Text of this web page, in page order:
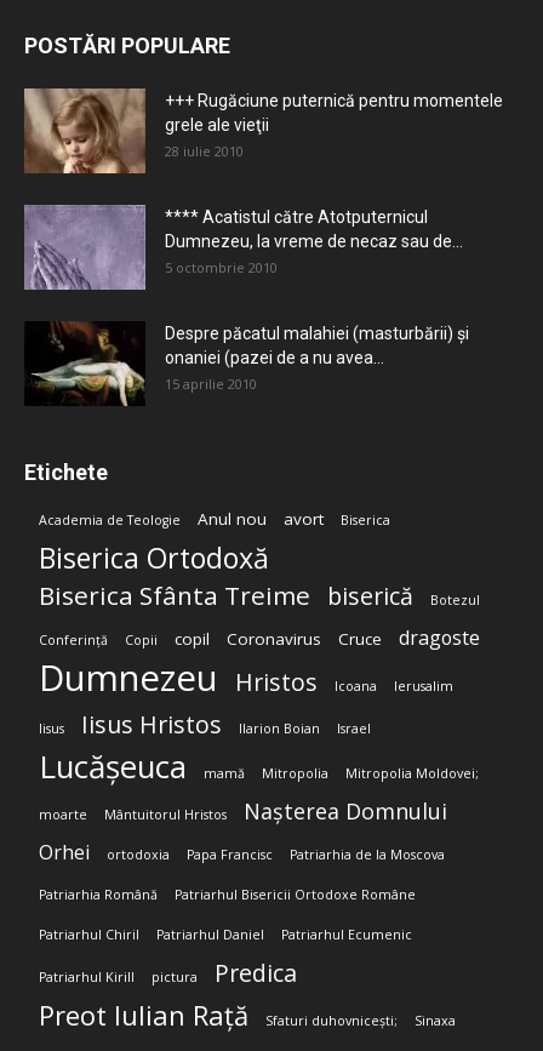
POSTĂRI POPULARE
+++ Rugăciune puternică pentru momentele
grele ale vieţii
28 iulie 2010
**** Acatistul către Atotputernicul
Dumnezeu, la vreme de necaz sau de...
5 octombrie 2010
Despre păcatul malahiei (masturbării) şi
onaniei (pazei de a nu avea...
15 aprilie 2010
Etichete
Academia de Teologie Anul nou avort Biserica
Biserica Ortodoxă
Biserica Sfânta Treime biserică Botezul
Conferință Copii copil Coronavirus Cruce dragoste
Dumnezeu Hristos Icoana Ierusalim
Iisus Iisus Hristos Ilarion Boian Israel
Lucășeuca mamă Mitropolia Mitropolia Moldovei;
moarte Mântuitorul Hristos Nașterea Domnului
Orhei ortodoxia Papa Francisc Patriarhia de la Moscova
Patriarhia Română Patriarhul Bisericii Ortodoxe Române
Patriarhul Chiril Patriarhul Daniel Patriarhul Ecumenic
Patriarhul Kirill pictura Predica
Preot Iulian Rață Sfaturi duhovnicești; Sinaxa